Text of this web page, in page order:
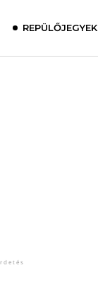
REPÜLŐJEGYEK